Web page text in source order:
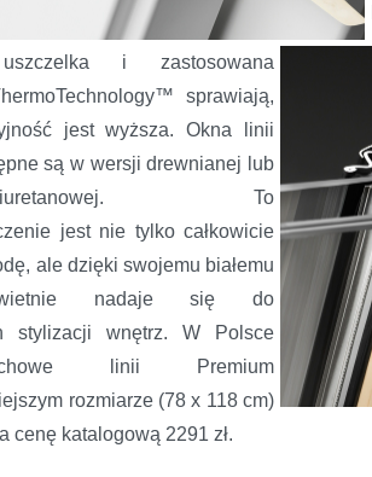
i zastosowana
sprawiają,
jest wyższa. Okna linii
są w wersji drewnianej lub
poliuretanowej. To
jest nie tylko całkowicie
ale dzięki swojemu białemu
nadaje się do
stylizacji wnętrz. W Polsce
linii Premium
rozmiarze (78 x 118 cm)
cenę katalogową 2291 zł.